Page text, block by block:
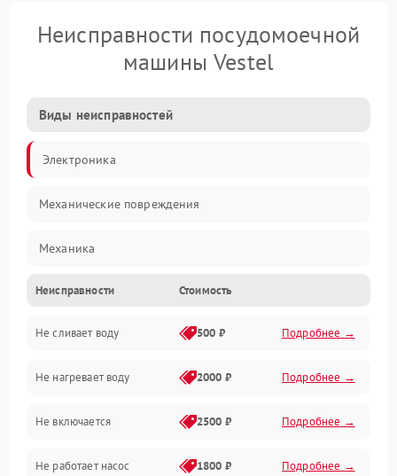
Неисправности посудомоечной
машины Vestel
Виды неисправностей
Электроника
Механические повреждения
Механика
Управление
Электропитание
Датчики
Нагрев
Вода
Неисправности Стоимость
Не сливает воду 500 ₽ Подробнее →
Не нагревает воду 2000 ₽ Подробнее →
Не включается 2500 ₽ Подробнее →
Не работает насос 1800 ₽ Подробнее →